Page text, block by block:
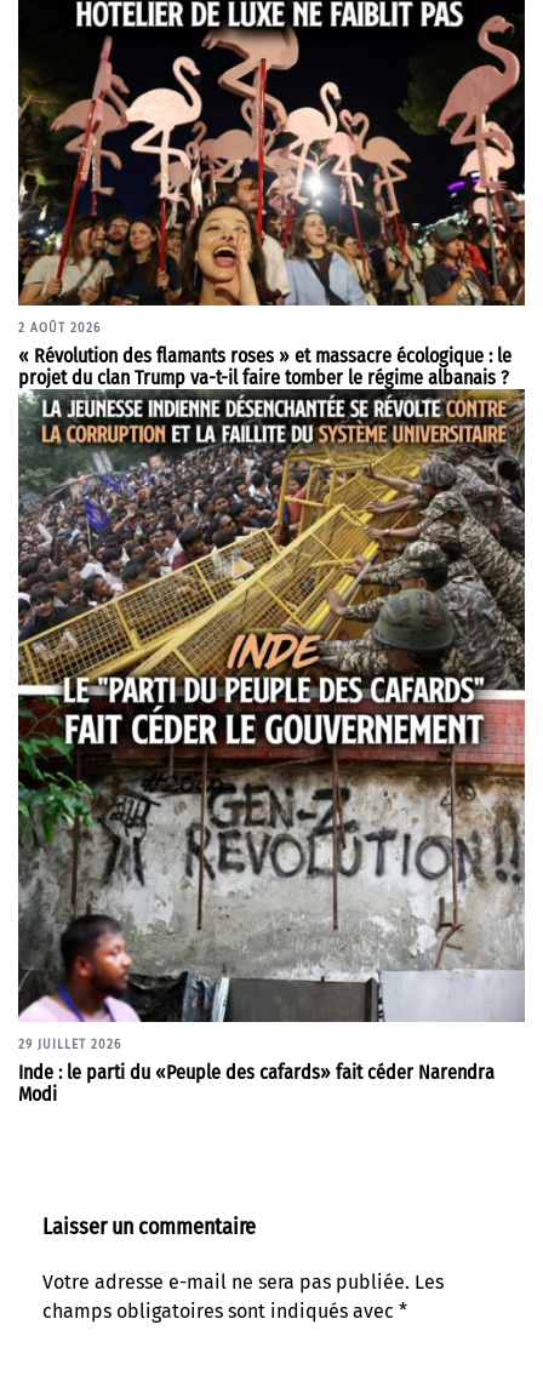
2 AOÛT 2026
« Révolution des flamants roses » et massacre écologique : le
projet du clan Trump va-t-il faire tomber le régime albanais ?
29 JUILLET 2026
Inde : le parti du «Peuple des cafards» fait céder Narendra
Modi
Laisser un commentaire
Votre adresse e-mail ne sera pas publiée. Les
champs obligatoires sont indiqués avec *